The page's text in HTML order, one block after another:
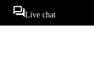
Live chat